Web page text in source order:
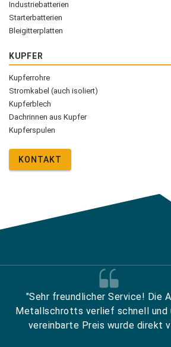
Industriebatterien
Starterbatterien
Bleigitterplatten
KUPFER
Kupferrohre
Stromkabel (auch isoliert)
Kupferblech
Dachrinnen aus Kupfer
Kupferspulen
KONTAKT
"Sehr freundlicher Service! Die
Metallschrotts verlief schnell und
vereinbarte Preis wurde direkt